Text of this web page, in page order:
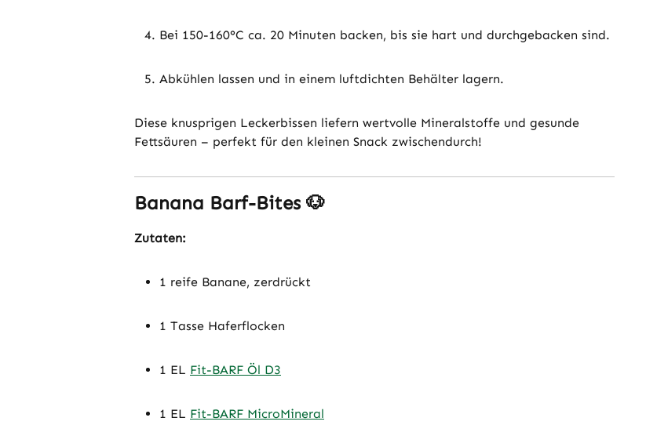
Bei 150-160°C ca. 20 Minuten backen, bis sie hart und durchgebacken sind.
Abkühlen lassen und in einem luftdichten Behälter lagern.
Diese knusprigen Leckerbissen liefern wertvolle Mineralstoffe und gesunde
Fettsäuren – perfekt für den kleinen Snack zwischendurch!
Banana Barf-Bites 🐶
Zutaten:
1 reife Banane, zerdrückt
1 Tasse Haferflocken
1 EL Fit-BARF Öl D3
1 EL Fit-BARF MicroMineral